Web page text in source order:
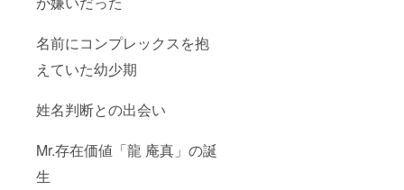
名前にコンプレックスを抱
えていた幼少期
姓名判断との出会い
Mr.存在価値「龍 庵真」の誕
生